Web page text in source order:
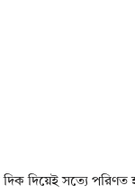
দিয়েই সত্যে পরিণত